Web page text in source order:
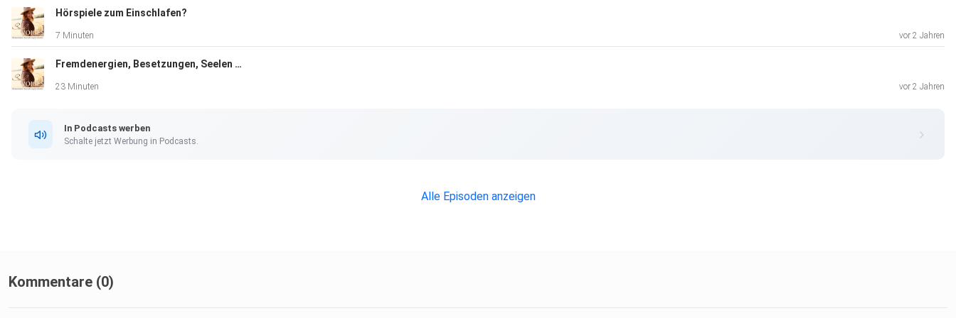
Hörspiele zum Einschlafen?
7 Minuten vor 2 Jahren
Fremdenergien, Besetzungen, Seelen und dunkle Wesen Teil 1
23 Minuten vor 2 Jahren
In Podcasts werben
Schalte jetzt Werbung in Podcasts.
Alle Episoden anzeigen
Kommentare (0)